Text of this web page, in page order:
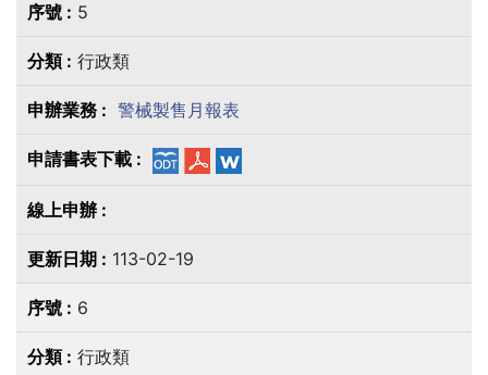
5
行政類
警械製售月報表
113-02-19
6
行政類